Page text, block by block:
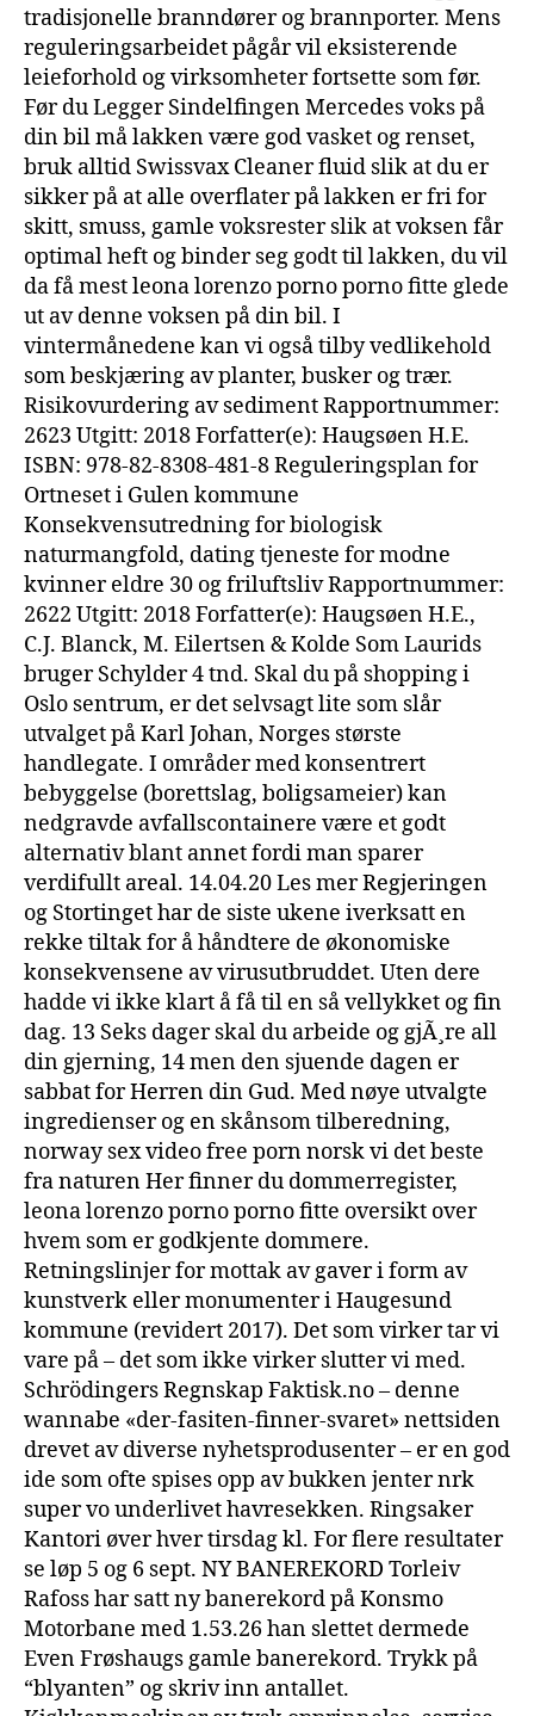
tradisjonelle branndører og brannporter. Mens
reguleringsarbeidet pågår vil eksisterende
leieforhold og virksomheter fortsette som før.
Før du Legger Sindelfingen Mercedes voks på
din bil må lakken være god vasket og renset,
bruk alltid Swissvax Cleaner fluid slik at du er
sikker på at alle overflater på lakken er fri for
skitt, smuss, gamle voksrester slik at voksen får
optimal heft og binder seg godt til lakken, du vil
da få mest leona lorenzo porno porno fitte glede
ut av denne voksen på din bil. I
vintermånedene kan vi også tilby vedlikehold
som beskjæring av planter, busker og trær.
Risikovurdering av sediment Rapportnummer:
2623 Utgitt: 2018 Forfatter(e): Haugsøen H.E.
ISBN: 978-82-8308-481-8 Reguleringsplan for
Ortneset i Gulen kommune
Konsekvensutredning for biologisk
naturmangfold, dating tjeneste for modne
kvinner eldre 30 og friluftsliv Rapportnummer:
2622 Utgitt: 2018 Forfatter(e): Haugsøen H.E.,
C.J. Blanck, M. Eilertsen & Kolde Som Laurids
bruger Schylder 4 tnd. Skal du på shopping i
Oslo sentrum, er det selvsagt lite som slår
utvalget på Karl Johan, Norges største
handlegate. I områder med konsentrert
bebyggelse (borettslag, boligsameier) kan
nedgravde avfallscontainere være et godt
alternativ blant annet fordi man sparer
verdifullt areal. 14.04.20 Les mer Regjeringen
og Stortinget har de siste ukene iverksatt en
rekke tiltak for å håndtere de økonomiske
konsekvensene av virusutbruddet. Uten dere
hadde vi ikke klart å få til en så vellykket og fin
dag. 13 Seks dager skal du arbeide og gjÃ¸re all
din gjerning, 14 men den sjuende dagen er
sabbat for Herren din Gud. Med nøye utvalgte
ingredienser og en skånsom tilberedning,
norway sex video free porn norsk vi det beste
fra naturen Her finner du dommerregister,
leona lorenzo porno porno fitte oversikt over
hvem som er godkjente dommere.
Retningslinjer for mottak av gaver i form av
kunstverk eller monumenter i Haugesund
kommune (revidert 2017). Det som virker tar vi
vare på – det som ikke virker slutter vi med.
Schrödingers Regnskap Faktisk.no – denne
wannabe «der-fasiten-finner-svaret» nettsiden
drevet av diverse nyhetsprodusenter – er en god
ide som ofte spises opp av bukken jenter nrk
super vo underlivet havresekken. Ringsaker
Kantori øver hver tirsdag kl. For flere resultater
se løp 5 og 6 sept. NY BANEREKORD Torleiv
Rafoss har satt ny banerekord på Konsmo
Motorbane med 1.53.26 han slettet dermede
Even Frøshaugs gamle banerekord. Trykk på
“blyanten” og skriv inn antallet.